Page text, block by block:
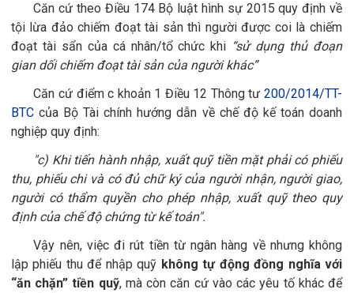
Căn cứ theo Điều 174 Bộ luật hình sự 2015 quy định về
tội lừa đảo chiếm đoạt tài sản thì người được coi là chiếm
đoạt tài sẩn của cá nhân/tổ chức khi “sử dụng thủ đoạn
gian dối chiếm đoạt tài sản của người khác”
Căn cứ điểm c khoản 1 Điều 12 Thông tư200/2014/TT-
BTC của Bộ Tài chính hướng dẫn về chế độ kế toán doanh
nghiệp quy định:
"c) Khi tiến hành nhập, xuất quỹ tiền mặt phải có phiếu
thu, phiếu chi và có đủ chữ ký của người nhận, người giao,
người có thẩm quyền cho phép nhập, xuất quỹ theo quy
định của chế độ chứng từ kế toán".
Vậy nên, việc đi rút tiền từ ngân hàng về nhưng không
lập phiếu thu để nhập quỹ không tự động đồng nghĩa với
“ăn chặn” tiền quỹ, mà còn căn cứ vào các yêu tố khác để